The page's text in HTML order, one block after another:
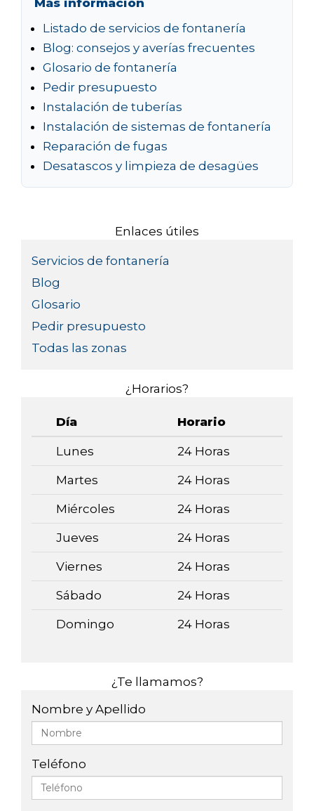
Más información
Listado de servicios de fontanería
Blog: consejos y averías frecuentes
Glosario de fontanería
Pedir presupuesto
Instalación de tuberías
Instalación de sistemas de fontanería
Reparación de fugas
Desatascos y limpieza de desagües
Enlaces útiles
Servicios de fontanería
Blog
Glosario
Pedir presupuesto
Todas las zonas
¿Horarios?
Día Horario
Lunes 24 Horas
Martes 24 Horas
Miércoles 24 Horas
Jueves 24 Horas
Viernes 24 Horas
Sábado 24 Horas
Domingo 24 Horas
¿Te llamamos?
Nombre y Apellido
Teléfono